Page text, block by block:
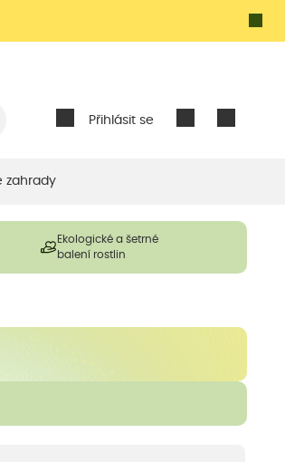
Přihlásit se
zahrady
Ekologické a šetrné
balení rostlin